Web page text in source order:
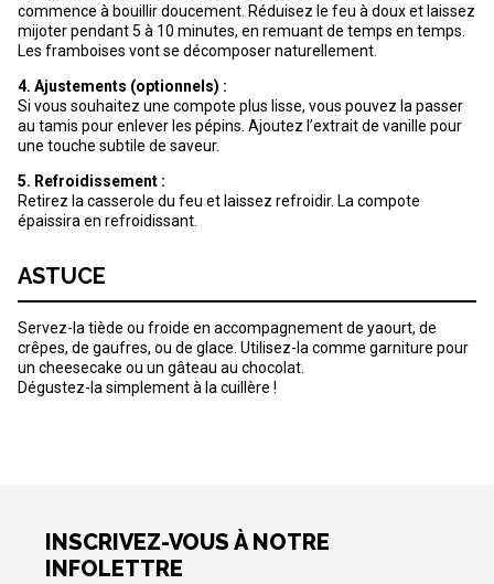
commence à bouillir doucement. Réduisez le feu à doux et laissez
mijoter pendant 5 à 10 minutes, en remuant de temps en temps.
Les framboises vont se décomposer naturellement.
4. Ajustements (optionnels) :
Si vous souhaitez une compote plus lisse, vous pouvez la passer
au tamis pour enlever les pépins. Ajoutez l’extrait de vanille pour
une touche subtile de saveur.
5. Refroidissement :
Retirez la casserole du feu et laissez refroidir. La compote
épaissira en refroidissant.
ASTUCE
Servez-la tiède ou froide en accompagnement de yaourt, de
crêpes, de gaufres, ou de glace. Utilisez-la comme garniture pour
un cheesecake ou un gâteau au chocolat.
Dégustez-la simplement à la cuillère !
INSCRIVEZ-VOUS À NOTRE
INFOLETTRE